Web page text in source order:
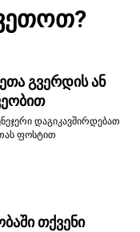
გვერდის ან
დაგიკავშირდებათ
ფოსტით
თქვენი